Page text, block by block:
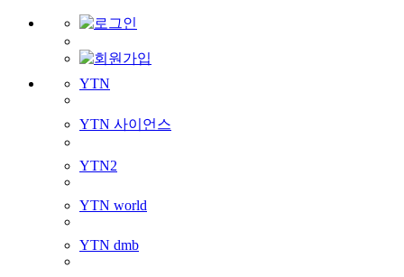
YTN
YTN 사이언스
YTN2
YTN world
YTN dmb